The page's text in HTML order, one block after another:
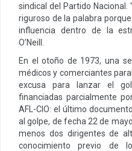
sindical del Partido Nacional.
riguroso de la palabra
influencia dentro de la
O’Neill.
En el otoño de 1973, una
médicos y comerciantes
excusa para lanzar el
financiadas parcialmente
AFL-CIO: el último
al golpe, de fecha 22 de
menos dos dirigentes de
conocimiento previo de